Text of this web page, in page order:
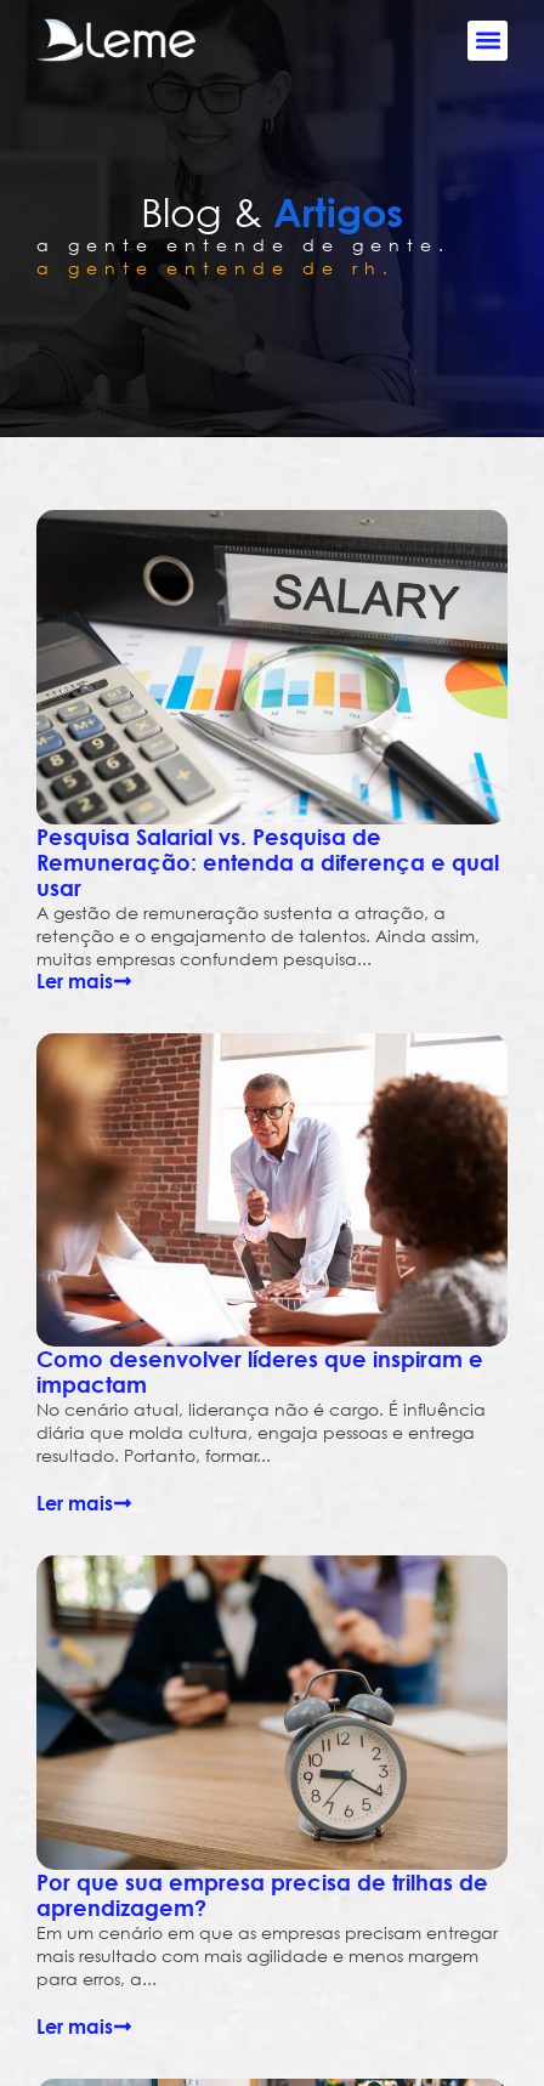
Blog & Artigos
a gente entende de gente.
a gente entende de rh.
Pesquisa Salarial vs. Pesquisa de
Remuneração: entenda a diferença e qual
usar
A gestão de remuneração sustenta a atração, a
retenção e o engajamento de talentos. Ainda assim,
muitas empresas confundem pesquisa...
Ler mais
Como desenvolver líderes que inspiram e
impactam
No cenário atual, liderança não é cargo. É influência
diária que molda cultura, engaja pessoas e entrega
resultado. Portanto, formar...
Ler mais
Por que sua empresa precisa de trilhas de
aprendizagem?
Em um cenário em que as empresas precisam entregar
mais resultado com mais agilidade e menos margem
para erros, a...
Ler mais